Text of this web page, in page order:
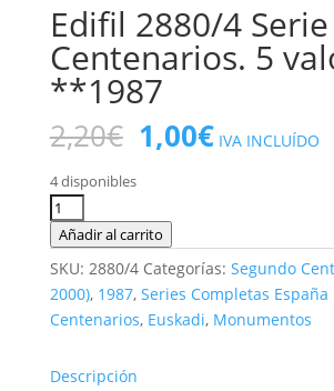
Edifil 2880/4 Serie
Centenarios. 5
**1987
2,20€ El
precio
era:
2,20€.
1,00€El
precio
IVA INCLUÍDO
4 disponibles
Edifil
2880/4
cantidad
Añadir al carrito
SKU: 2880/4 Categorías: Segundo
2000), 1987, Series Completas España
Centenarios, Euskadi, Monumentos
Descripción